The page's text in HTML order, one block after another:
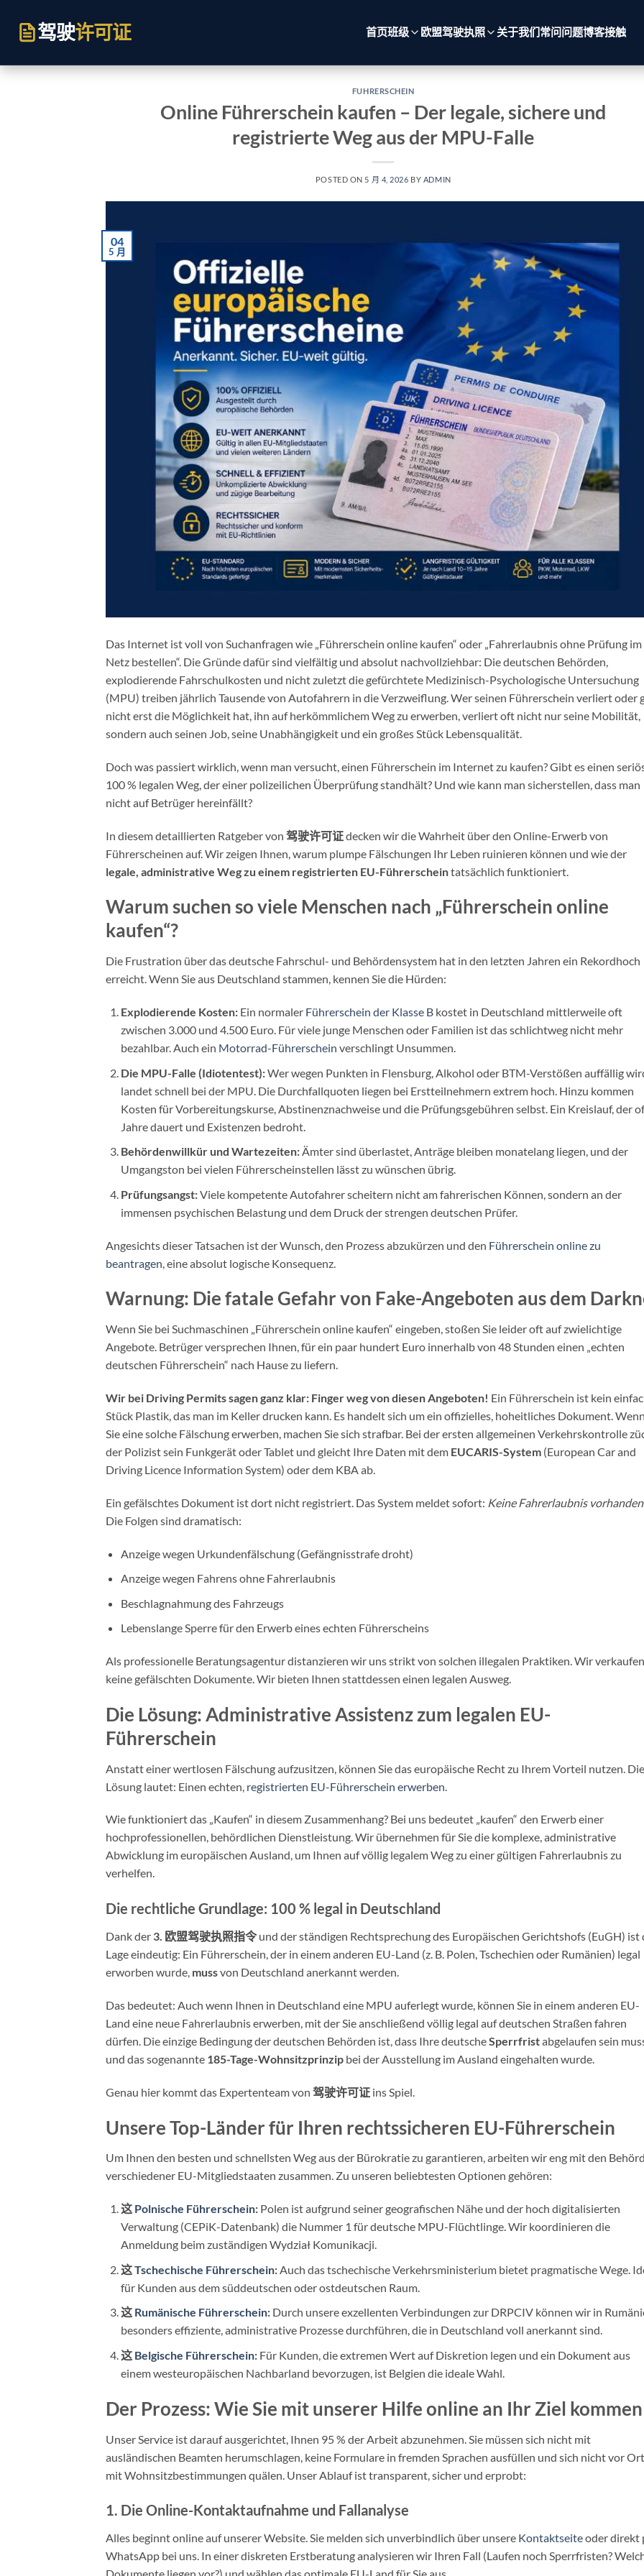
容
驾驶许可证 首页班级 欧盟驾驶执照 关于我们常问问题博客接触
FUHRERSCHEIN
Online Führerschein kaufen – Der legale, sichere und
registrierte Weg aus der MPU-Falle
POSTED ON 5 月 4, 2026 BY ADMIN
04
5 月
Das Internet ist voll von Suchanfragen wie „Führerschein online kaufen“ oder „Fahrerlaubnis ohne Prüfung im
Netz bestellen“. Die Gründe dafür sind vielfältig und absolut nachvollziehbar: Die deutschen Behörden,
explodierende Fahrschulkosten und nicht zuletzt die gefürchtete Medizinisch-Psychologische Untersuchung
(MPU) treiben jährlich Tausende von Autofahrern in die Verzweiflung. Wer seinen Führerschein verliert oder
nicht erst die Möglichkeit hat, ihn auf herkömmlichem Weg zu erwerben, verliert oft nicht nur seine Mobilität,
sondern auch seinen Job, seine Unabhängigkeit und ein großes Stück Lebensqualität.
Doch was passiert wirklich, wenn man versucht, einen Führerschein im Internet zu kaufen? Gibt es einen
100 % legalen Weg, der einer polizeilichen Überprüfung standhält? Und wie kann man sicherstellen, dass man
nicht auf Betrüger hereinfällt?
In diesem detaillierten Ratgeber von 驾驶许可证decken wir die Wahrheit über den Online-Erwerb von
Führerscheinen auf. Wir zeigen Ihnen, warum plumpe Fälschungen Ihr Leben ruinieren können und wie der
legale, administrative Weg zu einem registrierten EU-Führerscheintatsächlich funktioniert.
Warum suchen so viele Menschen nach „Führerschein online
kaufen“?
Die Frustration über das deutsche Fahrschul- und Behördensystem hat in den letzten Jahren ein Rekordhoch
erreicht. Wenn Sie aus Deutschland stammen, kennen Sie die Hürden:
Explodierende Kosten:Ein normaler Führerschein der Klasse Bkostet in Deutschland mittlerweile oft
zwischen 3.000 und 4.500 Euro. Für viele junge Menschen oder Familien ist das schlichtweg nicht mehr
bezahlbar. Auch ein Motorrad-Führerschein verschlingt Unsummen.
Die MPU-Falle (Idiotentest):Wer wegen Punkten in Flensburg, Alkohol oder BTM-Verstößen auffällig
landet schnell bei der MPU. Die Durchfallquoten liegen bei Erstteilnehmern extrem hoch. Hinzu kommen
Kosten für Vorbereitungskurse, Abstinenznachweise und die Prüfungsgebühren selbst. Ein Kreislauf, der
Jahre dauert und Existenzen bedroht.
Behördenwillkür und Wartezeiten:Ämter sind überlastet, Anträge bleiben monatelang liegen, und der
Umgangston bei vielen Führerscheinstellen lässt zu wünschen übrig.
Prüfungsangst:Viele kompetente Autofahrer scheitern nicht am fahrerischen Können, sondern an der
immensen psychischen Belastung und dem Druck der strengen deutschen Prüfer.
Angesichts dieser Tatsachen ist der Wunsch, den Prozess abzukürzen und den Führerschein online zu
beantragen , eine absolut logische Konsequenz.
Warnung: Die fatale Gefahr von Fake-Angeboten aus dem
Wenn Sie bei Suchmaschinen „Führerschein online kaufen“ eingeben, stoßen Sie leider oft auf zwielichtige
Angebote. Betrüger versprechen Ihnen, für ein paar hundert Euro innerhalb von 48 Stunden einen „echten
deutschen Führerschein“ nach Hause zu liefern.
Wir bei Driving Permits sagen ganz klar: Finger weg von diesen Angeboten! Ein Führerschein ist kein
Stück Plastik, das man im Keller drucken kann. Es handelt sich um ein offizielles, hoheitliches Dokument.
Sie eine solche Fälschung erwerben, machen Sie sich strafbar. Bei der ersten allgemeinen Verkehrskontrolle
der Polizist sein Funkgerät oder Tablet und gleicht Ihre Daten mit dem EUCARIS-System (European Car and
Driving Licence Information System) oder dem KBA ab.
Ein gefälschtes Dokument ist dort nicht registriert. Das System meldet sofort: Keine Fahrerlaubnis vorhanden
Die Folgen sind dramatisch:
Anzeige wegen Urkundenfälschung (Gefängnisstrafe droht)
Anzeige wegen Fahrens ohne Fahrerlaubnis
Beschlagnahmung des Fahrzeugs
Lebenslange Sperre für den Erwerb eines echten Führerscheins
Als professionelle Beratungsagentur distanzieren wir uns strikt von solchen illegalen Praktiken. Wir verkaufen
keine gefälschten Dokumente. Wir bieten Ihnen stattdessen einen legalen Ausweg.
Die Lösung: Administrative Assistenz zum legalen EU-
Führerschein
Anstatt einer wertlosen Fälschung aufzusitzen, können Sie das europäische Recht zu Ihrem Vorteil nutzen. Die
Lösung lautet: Einen echten, registrierten EU-Führerschein erwerben
Wie funktioniert das „Kaufen“ in diesem Zusammenhang? Bei uns bedeutet „kaufen“ den Erwerb einer
hochprofessionellen, behördlichen Dienstleistung. Wir übernehmen für Sie die komplexe, administrative
Abwicklung im europäischen Ausland, um Ihnen auf völlig legalem Weg zu einer gültigen Fahrerlaubnis zu
verhelfen.
Die rechtliche Grundlage: 100 % legal in Deutschland
Dank der 3. 欧盟驾驶执照指令und der ständigen Rechtsprechung des Europäischen Gerichtshofs (EuGH) ist
Lage eindeutig: Ein Führerschein, der in einem anderen EU-Land (z. B. Polen, Tschechien oder Rumänien) legal
erworben wurde, mussvon Deutschland anerkannt werden.
Das bedeutet: Auch wenn Ihnen in Deutschland eine MPU auferlegt wurde, können Sie in einem anderen EU-
Land eine neue Fahrerlaubnis erwerben, mit der Sie anschließend völlig legal auf deutschen Straßen fahren
dürfen. Die einzige Bedingung der deutschen Behörden ist, dass Ihre deutscheSperrfristabgelaufen sein
und das sogenannte 185-Tage-Wohnsitzprinzip bei der Ausstellung im Ausland eingehalten wurde.
Genau hier kommt das Expertenteam von 驾驶许可证 ins Spiel.
Unsere Top-Länder für Ihren rechtssicheren EU-Führerschein
Um Ihnen den besten und schnellsten Weg aus der Bürokratie zu garantieren, arbeiten wir eng mit den
verschiedener EU-Mitgliedstaaten zusammen. Zu unseren beliebtesten Optionen gehören:
这 Polnische Führerschein:Polen ist aufgrund seiner geografischen Nähe und der hoch digitalisierten
Verwaltung (CEPiK-Datenbank) die Nummer 1 für deutsche MPU-Flüchtlinge. Wir koordinieren die
Anmeldung beim zuständigen Wydział Komunikacji.
这Tschechische Führerschein:Auch das tschechische Verkehrsministerium bietet pragmatische Wege.
für Kunden aus dem süddeutschen oder ostdeutschen Raum.
这 Rumänische Führerschein:Durch unsere exzellenten Verbindungen zur DRPCIV können wir in
besonders effiziente, administrative Prozesse durchführen, die in Deutschland voll anerkannt sind.
这 Belgische Führerschein:Für Kunden, die extremen Wert auf Diskretion legen und ein Dokument aus
einem westeuropäischen Nachbarland bevorzugen, ist Belgien die ideale Wahl.
Der Prozess: Wie Sie mit unserer Hilfe online an Ihr Ziel kommen
Unser Service ist darauf ausgerichtet, Ihnen 95 % der Arbeit abzunehmen. Sie müssen sich nicht mit
ausländischen Beamten herumschlagen, keine Formulare in fremden Sprachen ausfüllen und sich nicht vor Ort
mit Wohnsitzbestimmungen quälen. Unser Ablauf ist transparent, sicher und erprobt:
1. Die Online-Kontaktaufnahme und Fallanalyse
Alles beginnt online auf unserer Website. Sie melden sich unverbindlich über unsere Kontaktseiteoder direkt
WhatsApp bei uns. In einer diskreten Erstberatung analysieren wir Ihren Fall (Laufen noch Sperrfristen?